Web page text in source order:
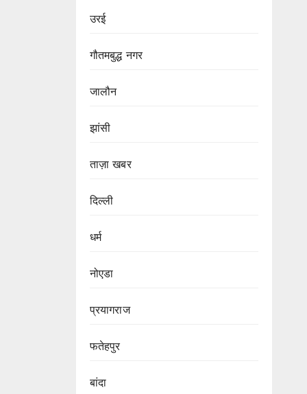
उरई
गौतमबुद्ध नगर
जालौन
झांसी
ताज़ा खबर
दिल्ली
धर्म
नोएडा
प्रयागराज
फतेहपुर
बांदा